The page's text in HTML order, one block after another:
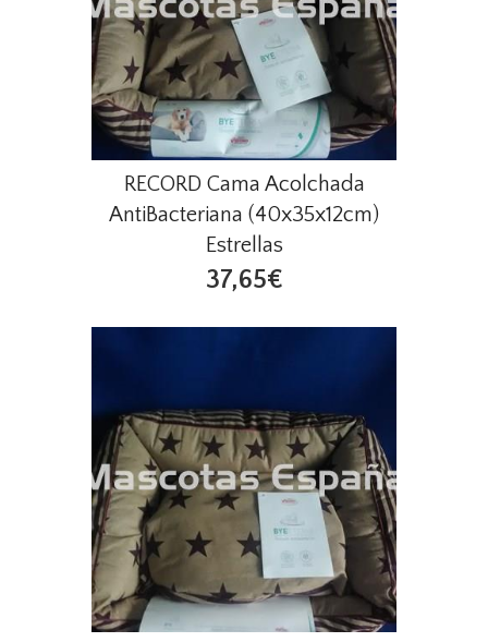
RECORD Cama Acolchada
AntiBacteriana (40x35x12cm)
Estrellas
37,65€